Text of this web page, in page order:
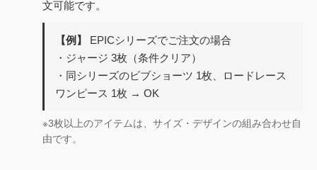
文可能です。
【例】
EPICシリーズでご注文の場合
・ジャージ 3枚（条件クリア）
・同シリーズのビブショーツ 1枚、ロードレース
ワンピース 1枚 → OK
※3枚以上のアイテムは、サイズ・デザインの組み合わせ自
由です。